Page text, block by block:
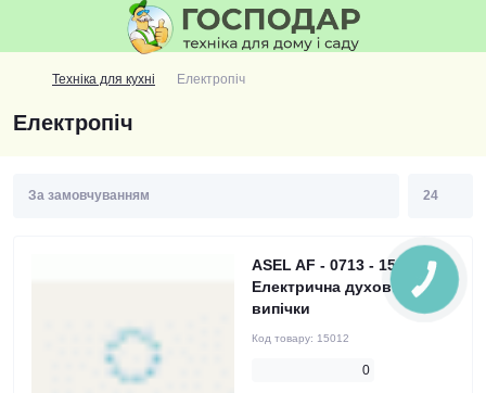
Техніка для кухні Електропіч
Електропіч
ASEL AF - 0713 - 15012 -
Електрична духовка для
випічки
Код товару: 15012
0
КНОПКА
ЗВ'ЯЗКУ